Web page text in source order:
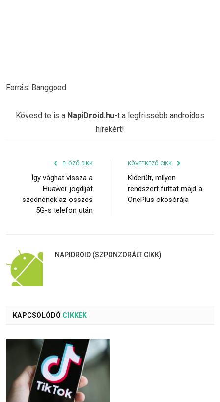
Forrás: Banggood
Kövesd te is a NapiDroid.hu-t a legfrissebb androidos
hírekért!
ELŐZŐ CIKK
Így vághat vissza a
Huawei: jogdíjat
szednének az összes
5G-s telefon után
KÖVETKEZŐ CIKK
Kiderült, milyen
rendszert futtat majd a
OnePlus okosórája
NAPIDROID (SZPONZORÁLT CIKK)
KAPCSOLÓDÓ CIKKEK